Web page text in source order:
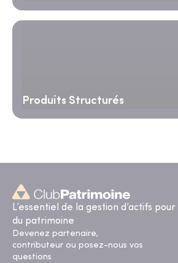
Produits Structurés
L’essentiel de la gestion d’actifs
du patrimoine
Devenez partenaire,
contributeur ou posez-nous vos
questions